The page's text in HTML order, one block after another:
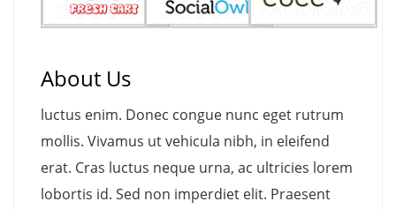
About Us
luctus enim. Donec congue nunc eget rutrum
mollis. Vivamus ut vehicula nibh, in eleifend
erat. Cras luctus neque urna, ac ultricies lorem
lobortis id. Sed non imperdiet elit. Praesent